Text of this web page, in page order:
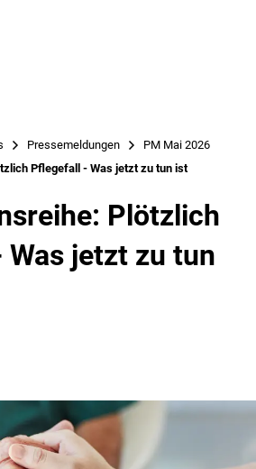
Русский
Deutsch MENÜ
Pressemeldungen
PM Mai 2026
Pflegefall - Was jetzt zu tun ist
Plötzlich
jetzt zu tun